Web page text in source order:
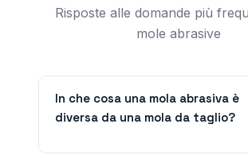
Risposte alle domande più
mole abrasive
In che cosa una mola abrasiva è
diversa da una mola da taglio?